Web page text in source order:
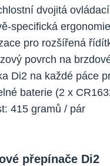
dvojitá
specifická
pro rozšířená
povrch na
Di2 na každé páce
baterie (2 x
415 gramů / pár
přepínače Di2